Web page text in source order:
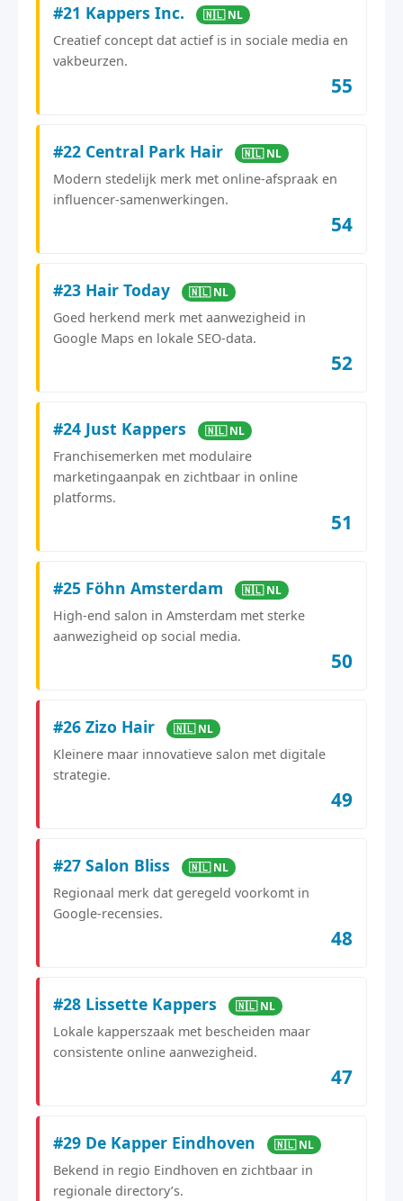
#21 Kappers Inc. 🇳🇱 NL
Creatief concept dat actief is in sociale media en
vakbeurzen.
55
#22 Central Park Hair 🇳🇱 NL
Modern stedelijk merk met online-afspraak en
influencer-samenwerkingen.
54
#23 Hair Today 🇳🇱 NL
Goed herkend merk met aanwezigheid in
Google Maps en lokale SEO-data.
52
#24 Just Kappers 🇳🇱 NL
Franchisemerken met modulaire
marketingaanpak en zichtbaar in online
platforms.
51
#25 Föhn Amsterdam 🇳🇱 NL
High-end salon in Amsterdam met sterke
aanwezigheid op social media.
50
#26 Zizo Hair 🇳🇱 NL
Kleinere maar innovatieve salon met digitale
strategie.
49
#27 Salon Bliss 🇳🇱 NL
Regionaal merk dat geregeld voorkomt in
Google-recensies.
48
#28 Lissette Kappers 🇳🇱 NL
Lokale kapperszaak met bescheiden maar
consistente online aanwezigheid.
47
#29 De Kapper Eindhoven 🇳🇱 NL
Bekend in regio Eindhoven en zichtbaar in
regionale directory’s.